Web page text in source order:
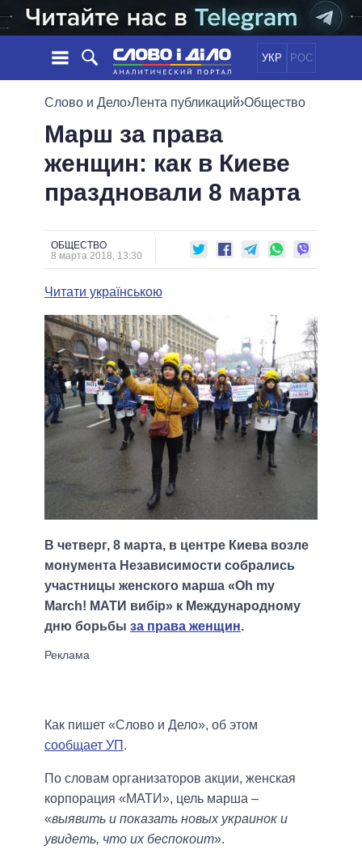
УКР РОС
НОВОСТИ
ЛЕНТА
СОБЫТИЯ
СТАТЬИ
МНЕНИЯ
ОБЗОРЫ
ДАЙДЖЕСТЫ
ПОЛИТИКА
ЭКОНОМИКА
ОБЩЕСТВО
ОБЕЩАНИЯ
ПОЛИТИКИ
ВСЕ ПОЛИТИКИ
ПРЕЗИДЕНТ И ОФИС
ВЕРХОВНАЯ РАДА
МЭРЫ
ВСЕ ПЕРСОНЫ
ВИДЕО
СРАВНЕНИЕ ПОЛИТИКОВ
Слово и Дело›Лента публикаций›Общество
Марш за права
женщин: как в Киеве
праздновали 8 марта
ОБЩЕСТВО
8 марта 2018, 13:30
Читати українською
В четверг, 8 марта, в центре Киева возле
монумента Независимости собрались
участницы женского марша «Oh my
March! МАТИ вибір» к Международному
дню борьбы за права женщин.
Как пишет «Слово и Дело», об этом
сообщает УП .
По словам организаторов акции, женская
корпорация «МАТИ», цель марша –
«выявить и показать новых украинок и
увидеть, что их беспокоит».